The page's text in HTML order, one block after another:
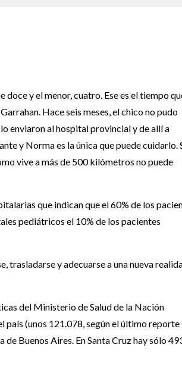
doce y el menor, cuatro. Ese es el tiempo
Hace seis meses, el chico no pudo
enviaron al hospital provincial y de allí a
y Norma es la única que puede cuidarlo.
vive a más de 500 kilómetros no puede
que indican que el 60% de los
pediátricos el 10% de los pacientes
trasladarse y adecuarse a una nueva
del Ministerio de Salud de la Nación
país (unos 121.078, según el último reporte
Buenos Aires. En Santa Cruz hay sólo